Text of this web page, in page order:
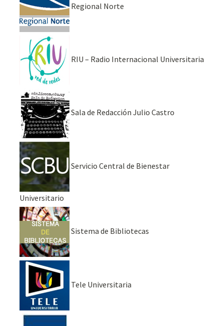
Regional Norte
RIU – Radio Internacional Universitaria
Sala de Redacción Julio Castro
Servicio Central de Bienestar
Universitario
Sistema de Bibliotecas
Tele Universitaria